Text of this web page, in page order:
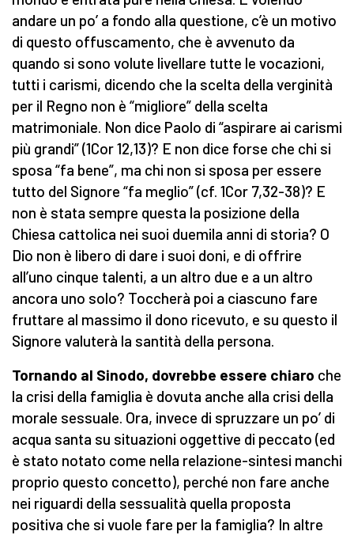
andare un po’ a fondo alla questione, c’è un motivo
di questo offuscamento, che è avvenuto da
quando si sono volute livellare tutte le vocazioni,
tutti i carismi, dicendo che la scelta della verginità
per il Regno non è “migliore” della scelta
matrimoniale. Non dice Paolo di “aspirare ai carismi
più grandi” (1Cor 12,13)? E non dice forse che chi si
sposa “fa bene”, ma chi non si sposa per essere
tutto del Signore “fa meglio” (cf. 1Cor 7,32-38)? E
non è stata sempre questa la posizione della
Chiesa cattolica nei suoi duemila anni di storia? O
Dio non è libero di dare i suoi doni, e di offrire
all’uno cinque talenti, a un altro due e a un altro
ancora uno solo? Toccherà poi a ciascuno fare
fruttare al massimo il dono ricevuto, e su questo il
Signore valuterà la santità della persona.
Tornando al Sinodo, dovrebbe essere chiaro che
la crisi della famiglia è dovuta anche alla crisi della
morale sessuale. Ora, invece di spruzzare un po’ di
acqua santa su situazioni oggettive di peccato (ed
è stato notato come nella relazione-sintesi manchi
proprio questo concetto), perché non fare anche
nei riguardi della sessualità quella proposta
positiva che si vuole fare per la famiglia? In altre